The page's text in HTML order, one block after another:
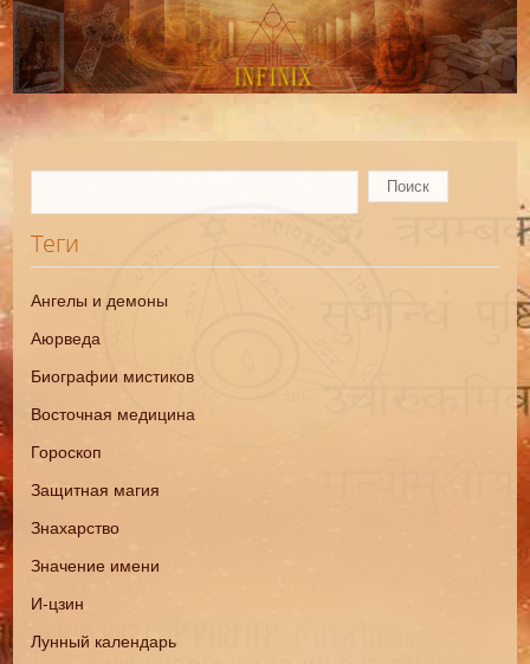
Теги
Ангелы и демоны
Аюрведа
Биографии мистиков
Восточная медицина
Гороскоп
Защитная магия
Знахарство
Значение имени
И-цзин
Лунный календарь